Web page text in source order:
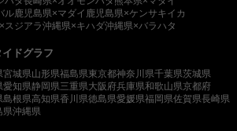
ル鹿児島県×マダイ 鹿児島県×ケンサキイカ
スジアラ沖縄県×キハダ沖縄県×バラハタ
ドグラフ
宮城県山形県福島県東京都神奈川県千葉県茨城県
愛知県静岡県三重県大阪府兵庫県和歌山県京都府
島根県高知県香川県徳島県愛媛県福岡県佐賀県長崎県
県沖縄県